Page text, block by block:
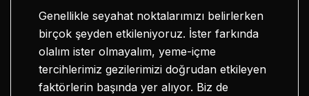
Genellikle seyahat noktalarımızı belirlerken
birçok şeyden etkileniyoruz. İster farkında
olalım ister olmayalım, yeme-içme
tercihlerimiz gezilerimizi doğrudan etkileyen
faktörlerin başında yer alıyor. Biz de